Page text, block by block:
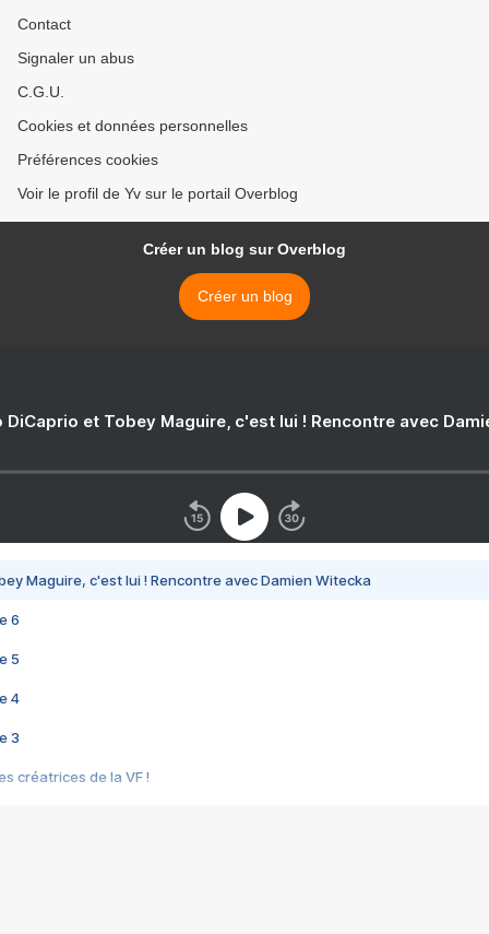
Contact
Signaler un abus
C.G.U.
Cookies et données personnelles
Préférences cookies
Voir le profil de Yv sur le portail Overblog
Créer un blog sur Overblog
Créer un blog
DiCaprio et Tobey Maguire, c'est lui ! Rencontre avec
Maguire, c'est lui ! Rencontre avec Damien Witecka
6
5
4
3
créatrices de la VF !